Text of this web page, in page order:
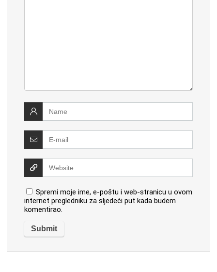
Spremi moje ime, e-poštu i web-stranicu u ovom
internet pregledniku za sljedeći put kada budem
komentirao.